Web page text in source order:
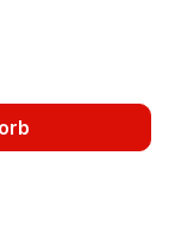
Wert